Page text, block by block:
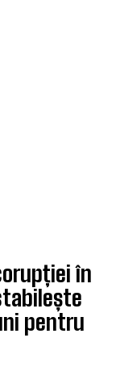
în
pentru